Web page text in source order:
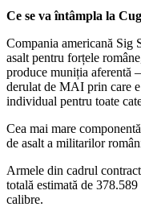
Ce se va întâmpla la
Compania americană Sig
asalt pentru forțele
produce muniția aferentă
derulat de MAI prin care
individual pentru toate
Cea mai mare
de asalt a militarilor
Armele din cadrul
totală estimată de
calibre.